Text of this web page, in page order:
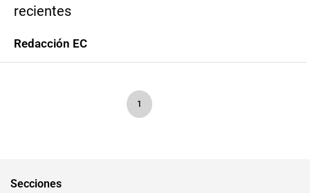
recientes
Redacción EC
1
Secciones